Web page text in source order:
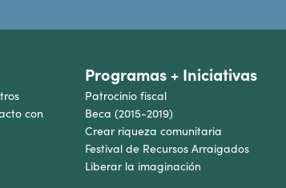
con
Programas + Iniciativas
Patrocinio fiscal
Beca (2015-2019)
Crear riqueza comunitaria
Festival de Recursos Arraigados
Liberar la imaginación